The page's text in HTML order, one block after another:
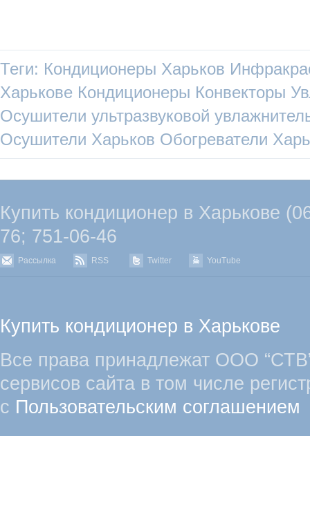
Теги: Кондиционеры Харьков
Харькове Кондиционеры Конвекторы
Осушители ультразвуковой
Осушители Харьков Обогреватели
Купить кондиционер в Харькове
76; 751-06-46
Рассылка RSS Twitter YouTube
Купить кондиционер в Харькове
Все права принадлежат ООО
сервисов сайта в том числе
с Пользовательским соглашением